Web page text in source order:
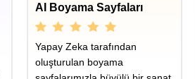
AI Boyama Sayfaları
Yapay Zeka tarafından
oluşturulan boyama